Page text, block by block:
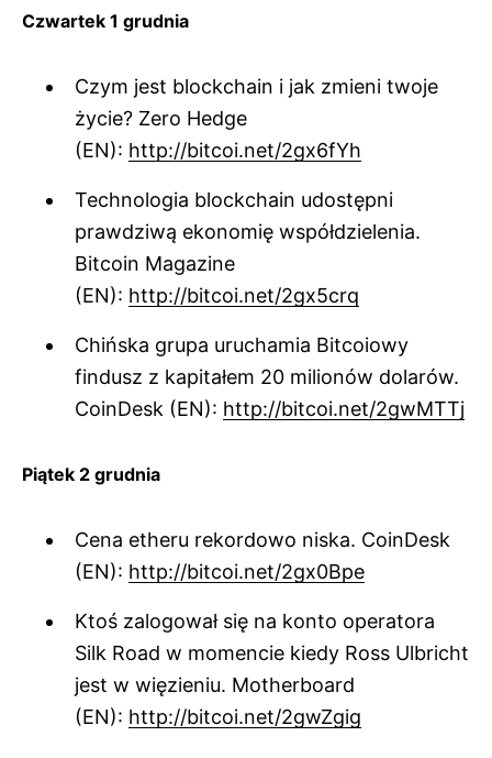
Czwartek 1 grudnia
Czym jest blockchain i jak zmieni twoje
życie? Zero Hedge
(EN): http://bitcoi.net/2gx6fYh
Technologia blockchain udostępni
prawdziwą ekonomię współdzielenia.
Bitcoin Magazine
(EN): http://bitcoi.net/2gx5crq
Chińska grupa uruchamia Bitcoiowy
findusz z kapitałem 20 milionów dolarów.
CoinDesk (EN): http://bitcoi.net/2gwMTTj
Piątek 2 grudnia
Cena etheru rekordowo niska. CoinDesk
(EN): http://bitcoi.net/2gx0Bpe
Ktoś zalogował się na konto operatora
Silk Road w momencie kiedy Ross Ulbricht
jest w więzieniu. Motherboard
(EN): http://bitcoi.net/2gwZgig